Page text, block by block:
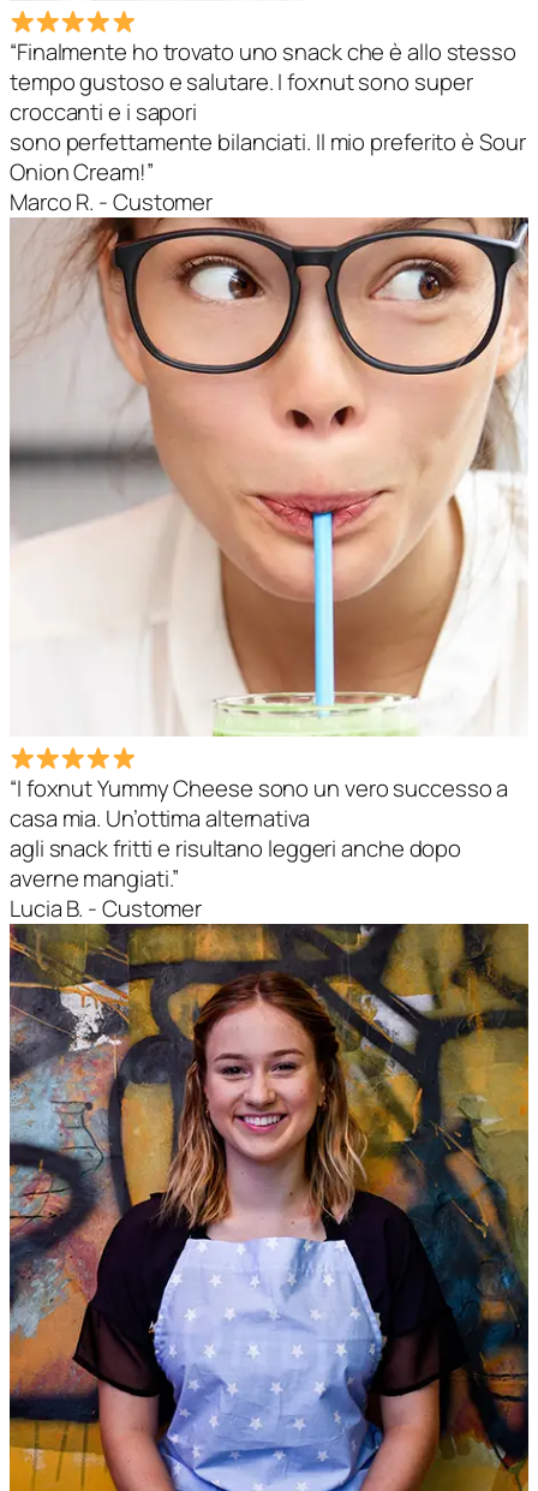
“Finalmente ho trovato uno snack che è allo stesso
tempo gustoso e salutare. I foxnut sono super
croccanti e i sapori
sono perfettamente bilanciati. Il mio preferito è Sour
Onion Cream!”
Marco R. - Customer
“I foxnut Yummy Cheese sono un vero successo a
casa mia. Un’ottima alternativa
agli snack fritti e risultano leggeri anche dopo
averne mangiati.”
Lucia B. - Customer